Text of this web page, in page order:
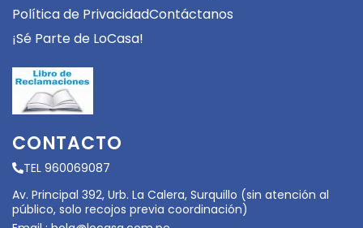
Política de PrivacidadContáctanos
¡Sé Parte de LoCasa!
CONTACTO
TEL 960069087
Av. Principal 392, Urb. La Calera, Surquillo (sin atención al
público, solo recojos previa coordinación)